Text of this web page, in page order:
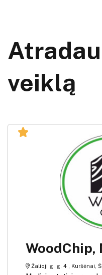
veiklą
WoodChip,
Žalioji g. g. 4 , Kuršėnai,